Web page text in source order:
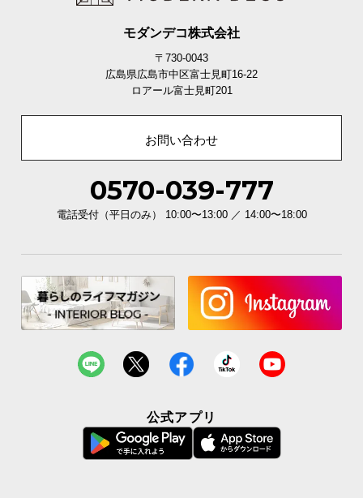
モダンデコ株式会社
〒730-0043
広島県広島市中区富士見町16-22
ロアール富士見町201
お問い合わせ
0570-039-777
電話受付（平日のみ） 10:00〜13:00 ／ 14:00〜18:00
公式アプリ